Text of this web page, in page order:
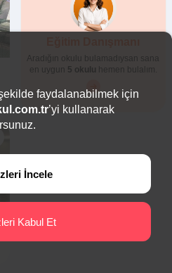
Aradığın okulu bulamadıysan sana
en uygun 5 okulu hemen bulalım.
faydalanabilmek için
’yi kullanarak
İncele
Kabul Et